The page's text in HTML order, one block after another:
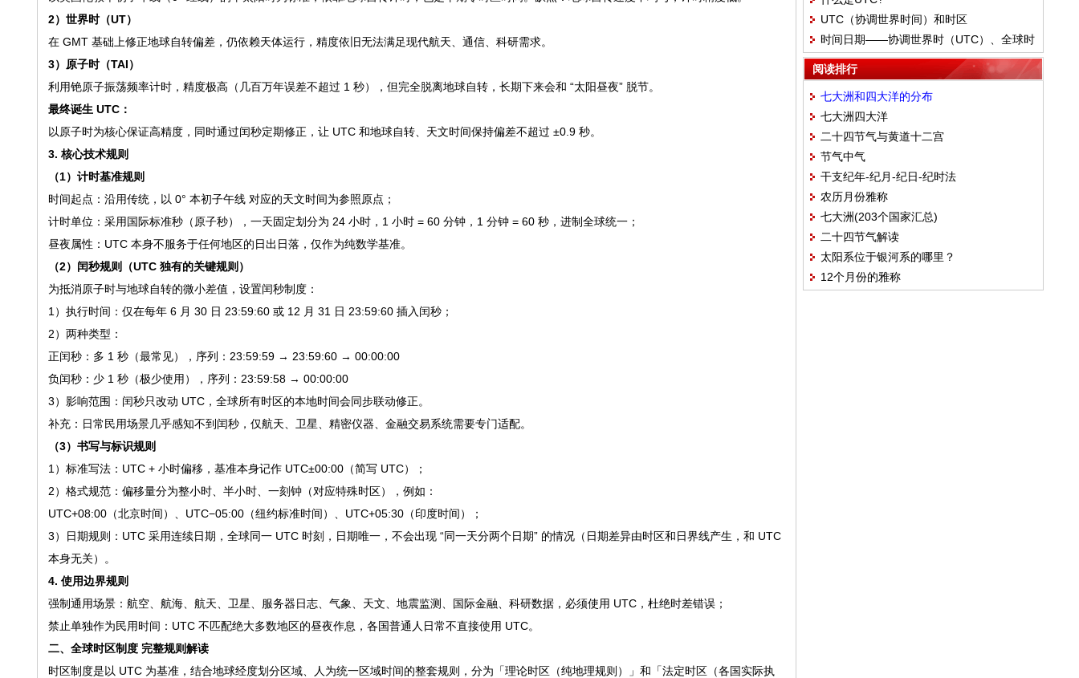
2）世界时（UT）
在 GMT 基础上修正地球自转偏差，仍依赖天体运行，精度依旧无法满足现代航天、通信、科研需求。
3）原子时（TAI）
利用铯原子振荡频率计时，精度极高（几百万年误差不超过 1 秒），但完全脱离地球自转，长期下来会和 “太阳昼夜” 脱节。
最终诞生 UTC：
以原子时为核心保证高精度，同时通过闰秒定期修正，让 UTC 和地球自转、天文时间保持偏差不超过 ±0.9 秒。
3. 核心技术规则
（1）计时基准规则
时间起点：沿用传统，以 0° 本初子午线 对应的天文时间为参照原点；
计时单位：采用国际标准秒（原子秒），一天固定划分为 24 小时，1 小时 = 60 分钟，1 分钟 = 60 秒，进制全球统一；
昼夜属性：UTC 本身不服务于任何地区的日出日落，仅作为纯数学基准。
（2）闰秒规则（UTC 独有的关键规则）
为抵消原子时与地球自转的微小差值，设置闰秒制度：
1）执行时间：仅在每年 6 月 30 日 23:59:60 或 12 月 31 日 23:59:60 插入闰秒；
2）两种类型：
正闰秒：多 1 秒（最常见），序列：23:59:59 → 23:59:60 → 00:00:00
负闰秒：少 1 秒（极少使用），序列：23:59:58 → 00:00:00
3）影响范围：闰秒只改动 UTC，全球所有时区的本地时间会同步联动修正。
补充：日常民用场景几乎感知不到闰秒，仅航天、卫星、精密仪器、金融交易系统需要专门适配。
（3）书写与标识规则
1）标准写法：UTC + 小时偏移，基准本身记作 UTC±00:00（简写 UTC）；
2）格式规范：偏移量分为整小时、半小时、一刻钟（对应特殊时区），例如：
UTC+08:00（北京时间）、UTC−05:00（纽约标准时间）、UTC+05:30（印度时间）；
3）日期规则：UTC 采用连续日期，全球同一 UTC 时刻，日期唯一，不会出现 “同一天分两个日期” 的情况（日期差异由时区和日界线产生，和 UTC
本身无关）。
4. 使用边界规则
强制通用场景：航空、航海、航天、卫星、服务器日志、气象、天文、地震监测、国际金融、科研数据，必须使用 UTC，杜绝时差错误；
禁止单独作为民用时间：UTC 不匹配绝大多数地区的昼夜作息，各国普通人日常不直接使用 UTC。
二、全球时区制度 完整规则解读
时区制度是以 UTC 为基准，结合地球经度划分区域、人为统一区域时间的整套规则，分为「理论时区（纯地理规则）」和「法定时区（各国实际执
UTC（协调世界时间）和时区
时间日期——协调世界时（UTC）、全球时
区制度
阅读排行
七大洲和四大洋的分布
七大洲四大洋
二十四节气与黄道十二宫
节气中气
干支纪年-纪月-纪日-纪时法
农历月份雅称
七大洲(203个国家汇总)
二十四节气解读
太阳系位于银河系的哪里？
12个月份的雅称